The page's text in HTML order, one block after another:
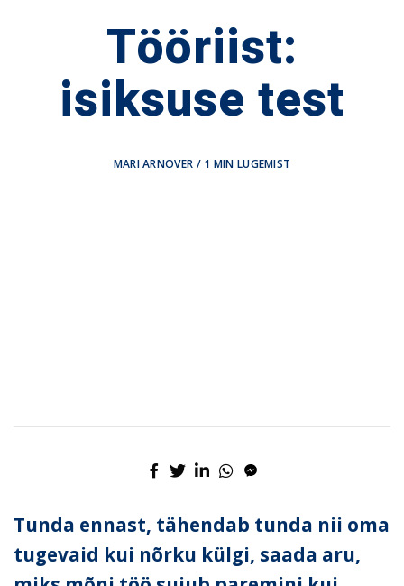
Tööriist:
isiksuse test
MARI ARNOVER / 1 MIN LUGEMIST
Tunda ennast, tähendab tunda nii oma
tugevaid kui nõrku külgi, saada aru,